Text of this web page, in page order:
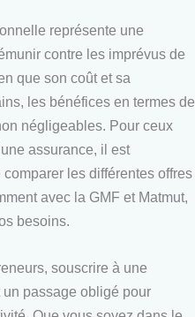
représente une
contre les imprévus de
que son coût et sa
les bénéfices en termes de
négligeables. Pour ceux
assurance, il est
les différentes offres
avec la GMF et Matmut,
besoins.
souscrire à une
un passage obligé pour